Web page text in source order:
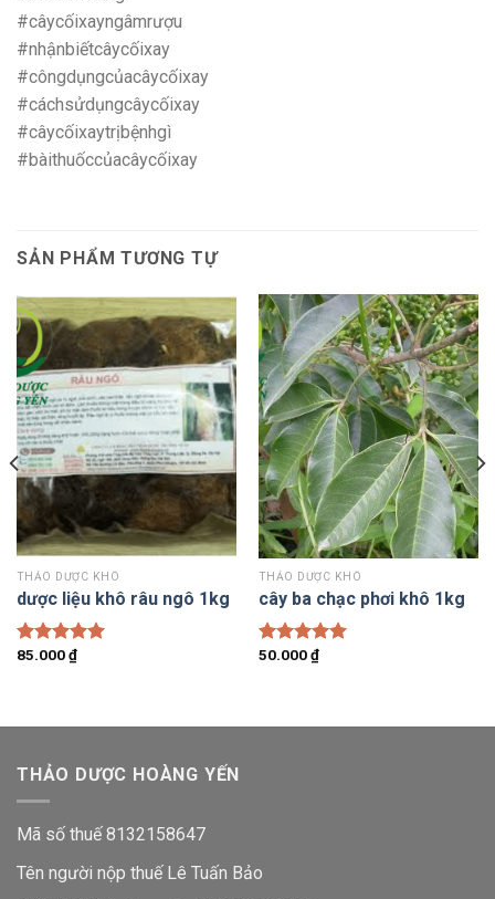
#câycốixayngâmrượu
#nhậnbiếtcâycốixay
#côngdụngcủacâycốixay
#cáchsửdụngcâycốixay
#câycốixaytrịbệnhgì
#bàithuốccủacâycốixay
SẢN PHẨM TƯƠNG TỰ
THẢO DƯỢC KHÔ
dược liệu khô râu ngô 1kg
Được xếp
85.000₫
THẢO DƯỢC KHÔ
cây ba chạc phơi khô 1kg
Được xếp
50.000₫
THẢO DƯỢC HOÀNG YẾN
Mã số thuế 8132158647
Tên người nộp thuế Lê Tuấn Bảo